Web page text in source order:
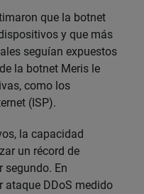
que la botnet
y que más
seguían expuestos
la botnet Meris le
como los
(ISP).
la capacidad
un récord de
segundo. En
ataque DDoS medido